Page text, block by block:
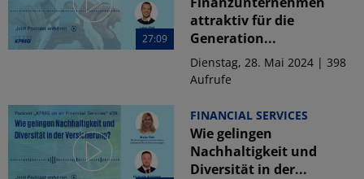
27:09
attraktiv für die
Generation...
Dienstag, 28. Mai 2024 | 398
Aufrufe
FINANCIAL SERVICES
Wie gelingen
Nachhaltigkeit und
Diversität in der...